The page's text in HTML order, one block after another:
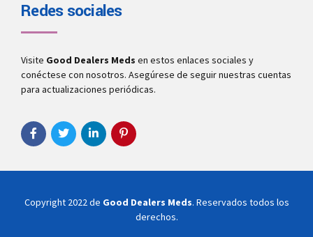
Redes sociales
Visite Good Dealers Meds en estos enlaces sociales y
conéctese con nosotros. Asegúrese de seguir nuestras cuentas
para actualizaciones periódicas.
Copyright 2022 de Good Dealers Meds. Reservados todos los
derechos.